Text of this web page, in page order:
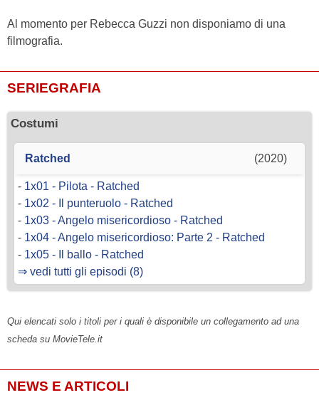
Al momento per Rebecca Guzzi non disponiamo di una
filmografia.
SERIEGRAFIA
Costumi
Ratched (2020)
- 1x01 - Pilota - Ratched
- 1x02 - Il punteruolo - Ratched
- 1x03 - Angelo misericordioso - Ratched
- 1x04 - Angelo misericordioso: Parte 2 - Ratched
- 1x05 - Il ballo - Ratched
⇒ vedi tutti gli episodi (8)
Qui elencati solo i titoli per i quali è disponibile un collegamento ad una
scheda su MovieTele.it
NEWS E ARTICOLI